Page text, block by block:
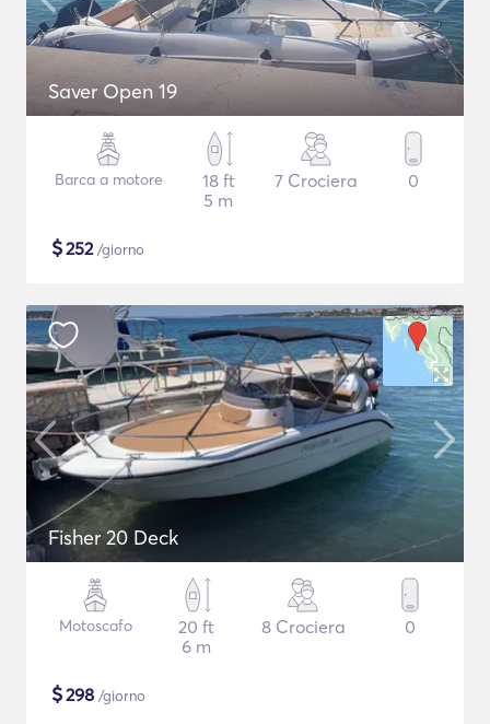
Saver Open 19
Barca a motore
18 ft
5 m
7 Crociera 0
$252/giorno
Fisher 20 Deck
Motoscafo
20 ft
6 m
8 Crociera 0
$298 /giorno